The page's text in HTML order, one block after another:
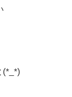
(*_*)